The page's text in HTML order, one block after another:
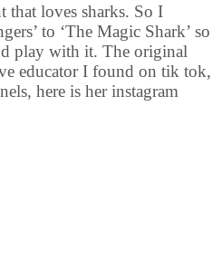
that loves sharks. So I
to ‘The Magic Shark’ so
play with it. The original
educator I found on tik tok,
here is her instagram